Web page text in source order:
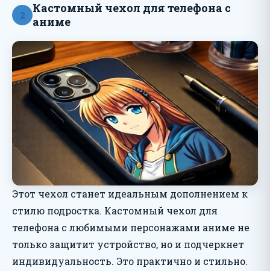
2
Кастомный чехол для телефона с
аниме
Этот чехол станет идеальным дополнением к
стилю подростка. Кастомный чехол для
телефона с любимыми персонажами аниме не
только защитит устройство, но и подчеркнет
индивидуальность. Это практично и стильно.